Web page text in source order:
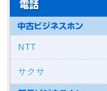
NTT
サクサ